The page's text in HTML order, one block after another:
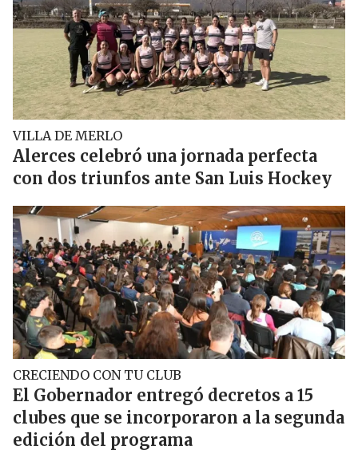
VILLA DE MERLO
Alerces celebró una jornada perfecta
con dos triunfos ante San Luis Hockey
CRECIENDO CON TU CLUB
El Gobernador entregó decretos a 15
clubes que se incorporaron a la segunda
edición del programa